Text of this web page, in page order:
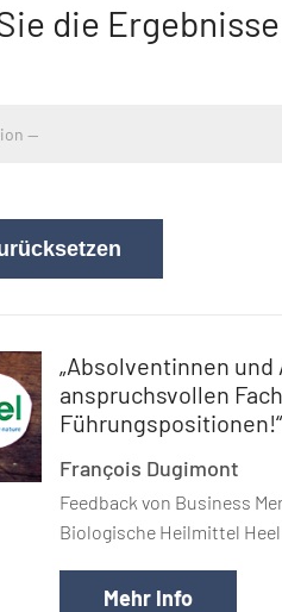
die Ergebnisse
„Absolventinnen
anspruchsvollen
Führungspositionen!“
François Dugimont
Feedback von Business
Biologische Heilmittel Heel
Mehr Info